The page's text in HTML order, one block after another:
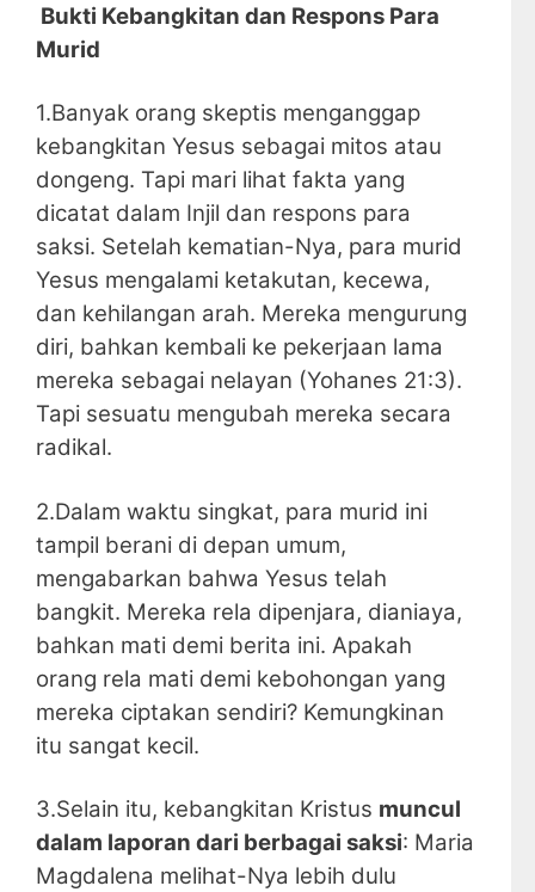
Bukti Kebangkitan dan Respons Para
Murid
1.Banyak orang skeptis menganggap
kebangkitan Yesus sebagai mitos atau
dongeng. Tapi mari lihat fakta yang
dicatat dalam Injil dan respons para
saksi. Setelah kematian-Nya, para murid
Yesus mengalami ketakutan, kecewa,
dan kehilangan arah. Mereka mengurung
diri, bahkan kembali ke pekerjaan lama
mereka sebagai nelayan (Yohanes 21:3).
Tapi sesuatu mengubah mereka secara
radikal.
2.Dalam waktu singkat, para murid ini
tampil berani di depan umum,
mengabarkan bahwa Yesus telah
bangkit. Mereka rela dipenjara, dianiaya,
bahkan mati demi berita ini. Apakah
orang rela mati demi kebohongan yang
mereka ciptakan sendiri? Kemungkinan
itu sangat kecil.
3.Selain itu, kebangkitan Kristus muncul
dalam laporan dari berbagai saksi: Maria
Magdalena melihat-Nya lebih dulu